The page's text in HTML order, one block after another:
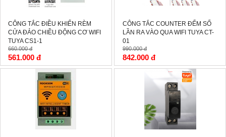
CÔNG TẮC ĐIỀU KHIỂN RÈM
CỬA ĐẢO CHIỀU ĐỘNG CƠ WIFI
TUYA CS1-1
660.000 đ
561.000 đ
CÔNG TẮC COUNTER ĐẾM SỐ
LẦN RA VÀO QUA WIFI TUYA CT-
01
990.000 đ
842.000 đ